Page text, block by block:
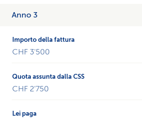
Anno 3
CHF 3'500
CHF 2'750